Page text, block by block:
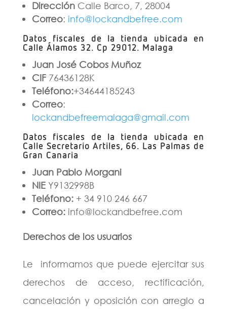
DirecciónCalle Barco, 7, 28004
Correo: info@lockandbefree.com
Datos fiscales de la tienda ubicada en
Calle Álamos 32. Cp 29012. Malaga
Juan José Cobos Muñoz
CIF 76436128K
Teléfono:+34644185243
Correo:
lockandbefreemalaga@gmail.com
Datos fiscales de la tienda ubicada en
Calle Secretario Artiles, 66. Las Palmas de
Gran Canaria
Juan Pablo Morgani
NIE Y9132998B
Teléfono:+ 34 910 246 667
Correo:info@lockandbefree.com
Derechos de los usuarios
Le informamos que puede ejercitar sus
derechos de acceso, rectificación,
cancelación y oposición con arreglo a